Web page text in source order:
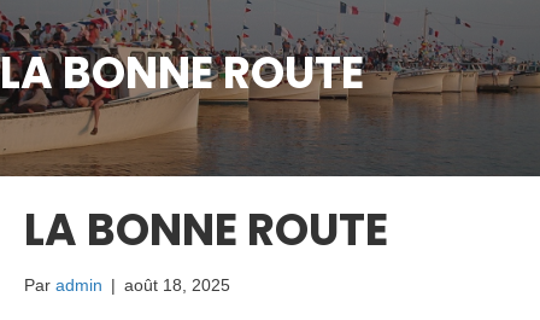
LA BONNE ROUTE
LA BONNE ROUTE
Par admin | août 18, 2025